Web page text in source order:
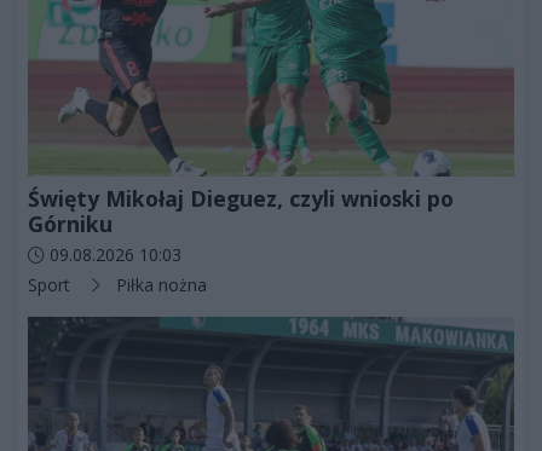
Święty Mikołaj Dieguez, czyli wnioski po
Górniku
Data dodania artykułu:
09.08.2026 10:03
Kategorie artykułu:
Sport Piłka nożna